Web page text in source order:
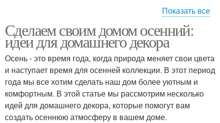
декора
Осенние текстуры
Осенние украшения
Украшения для
осеннего декора
Показать все
Сделаем своим домом осенний:
идеи для домашнего декора
Осень - это время года, когда природа меняет свои цвета
и наступает время для осенней коллекции. В этот период
года мы все хотим сделать наш дом более уютным и
комфортным. В этой статье мы рассмотрим несколько
идей для домашнего декора, которые помогут вам
создать осеннюю атмосферу в вашем доме.